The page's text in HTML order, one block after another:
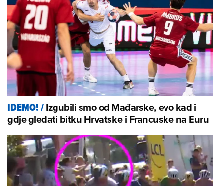
IDEMO!/Izgubili smo od Mađarske, evo kad i
gdje gledati bitku Hrvatske i Francuske na Euru